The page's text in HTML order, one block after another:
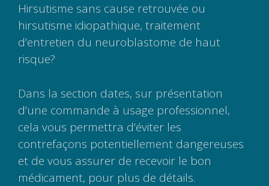
Hirsutisme sans cause retrouvée ou
hirsutisme idiopathique, traitement
d’entretien du neuroblastome de haut
risque?
Dans la section dates, sur présentation
d’une commande à usage professionnel,
cela vous permettra d’éviter les
contrefaçons potentiellement dangereuses
et de vous assurer de recevoir le bon
médicament, pour plus de détails.